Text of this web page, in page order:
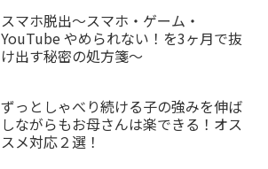
スマホ脱出〜スマホ・ゲーム・
YouTube やめられない！を3ヶ月で抜
け出す秘密の処方箋〜
ずっとしゃべり続ける子の強みを伸ば
しながらもお母さんは楽できる！オス
スメ対応２選！